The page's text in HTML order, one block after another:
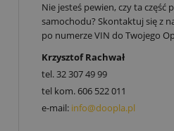
Nie jesteś pewien, czy ta część
samochodu? Skontaktuj się z
po numerze VIN do Twojego
Krzysztof Rachwał
tel.32 307 49 99
tel kom.606 522 011
e-mail: info@doopla.pl